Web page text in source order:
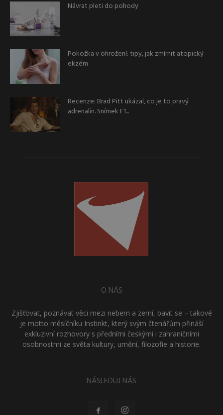
Návrat pleti do pohody
Pokožka v ohrožení: tipy, jak zmírnit atopický
ekzém
Recenze: Brad Pitt ukázal, co je to pravý
adrenalin. Snímek F1...
O NÁS
Zjišťovat, poznávat věci mezi nebem a zemí, bavit se – takové
je motto měsíčníku Instinkt, který svým čtenářům přináší
exkluzivní rozhovory s předními českými i zahraničními
osobnostmi ze světa kultury, umění, filozofie a historie.
NÁSLEDUJ NÁS